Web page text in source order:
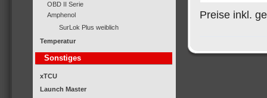
OBD II Serie
Amphenol
SurLok Plus weiblich
Temperatur
Sonstiges
xTCU
Launch Master
Preise inkl.